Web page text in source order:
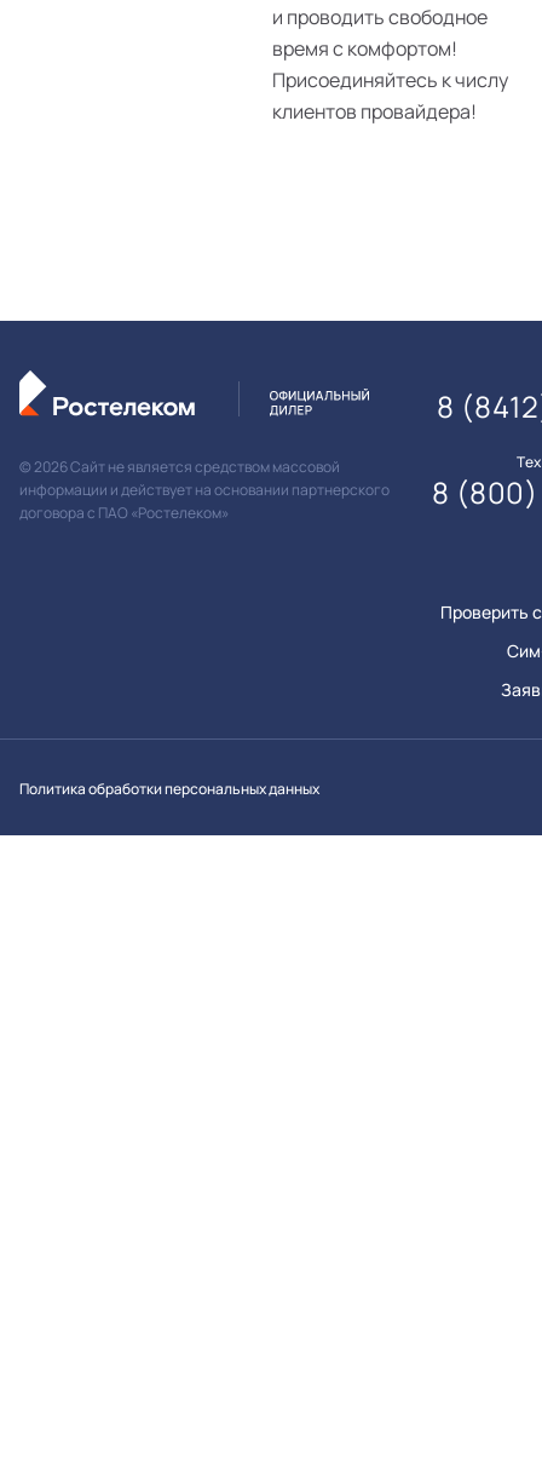
и проводить свободное
время с комфортом!
Присоединяйтесь к числу
клиентов провайдера!
© 2026 Сайт не является средством массовой
информации и действует на основании партнерского
договора с ПАО «Ростелеком»
Проверить
8
8
Политика обработки персональных данных